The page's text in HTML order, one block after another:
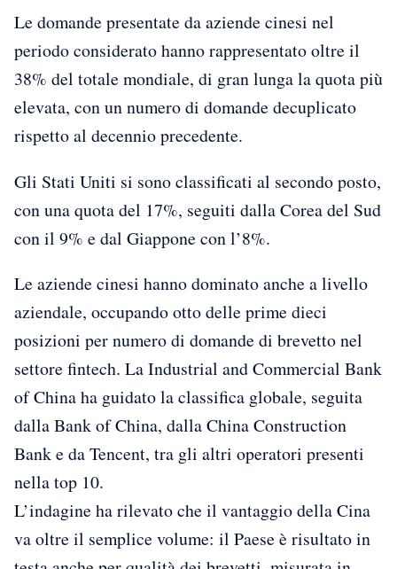
Le domande presentate da aziende cinesi nel
periodo considerato hanno rappresentato oltre il
38% del totale mondiale, di gran lunga la quota più
elevata, con un numero di domande decuplicato
rispetto al decennio precedente.
Gli Stati Uniti si sono classificati al secondo posto,
con una quota del 17%, seguiti dalla Corea del Sud
con il 9% e dal Giappone con l’8%.
Le aziende cinesi hanno dominato anche a livello
aziendale, occupando otto delle prime dieci
posizioni per numero di domande di brevetto nel
settore fintech. La Industrial and Commercial Bank
of China ha guidato la classifica globale, seguita
dalla Bank of China, dalla China Construction
Bank e da Tencent, tra gli altri operatori presenti
nella top 10.
L’indagine ha rilevato che il vantaggio della Cina
va oltre il semplice volume: il Paese è risultato in